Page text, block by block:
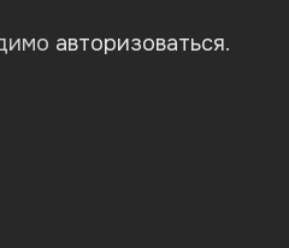
авторизоваться.